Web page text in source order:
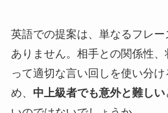
英語での提案は、単なるフレ
ありません。相手との関係性、
って適切な言い回しを使い分
め、 中上級者でも意外と難しい